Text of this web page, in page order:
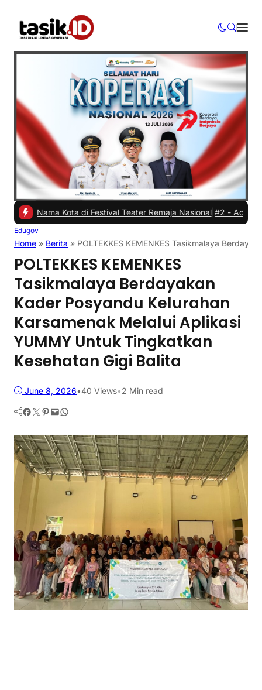
Kota di Festival Teater Remaja Nasional|#2 -Ada Apa Sule
Edugov
Home » Berita » POLTEKKES KEMENKES Tasikmalaya
POLTEKKES KEMENKES
Tasikmalaya Berdayakan
Kader Posyandu Kelurahan
Karsamenak Melalui Aplikasi
YUMMY Untuk Tingkatkan
Kesehatan Gigi Balita
June 8, 2026•40 Views•2 Min read
Facebook Twitter Pinterest Mail WhatsApp